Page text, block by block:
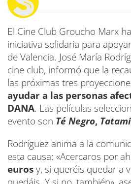
El Cine Club Groucho Marx
iniciativa solidaria para
de Valencia. José María
cine club, informó que la
las próximas tres
ayudar a las personas
DANA. Las películas
evento son Té Negro, Tatami
Rodríguez anima a la
esta causa: «Acercaros por
eurosy, si queréis quedar a